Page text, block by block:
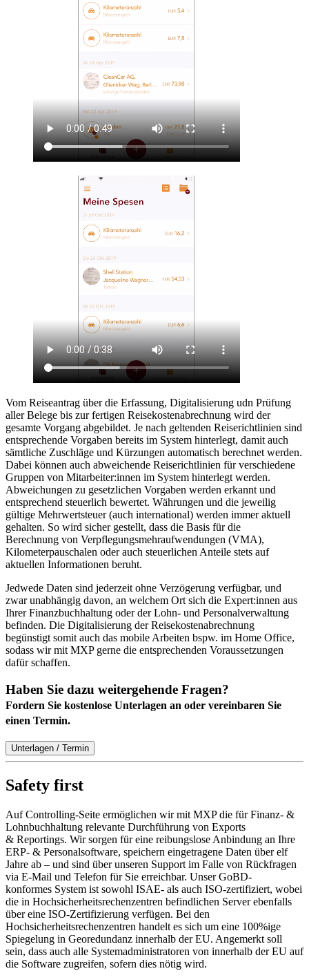
Vom Reiseantrag über die Erfassung, Digitalisierung udn Prüfung
aller Belege bis zur fertigen Reisekostenabrechnung wird der
gesamte Vorgang abgebildet. Je nach geltenden Reiserichtlinien sind
entsprechende Vorgaben bereits im System hinterlegt, damit auch
sämtliche Zuschläge und Kürzungen automatisch berechnet werden.
Dabei können auch abweichende Reiserichtlinien für verschiedene
Gruppen von Mitarbeiter:innen im System hinterlegt werden.
Abweichungen zu gesetzlichen Vorgaben werden erkannt und
entsprechend steuerlich bewertet. Währungen und die jeweilig
gültige Mehrwertsteuer (auch international) werden immer aktuell
gehalten. So wird sicher gestellt, dass die Basis für die
Berechnung von Verpflegungsmehraufwendungen (VMA),
Kilometerpauschalen oder auch steuerlichen Anteile stets auf
aktuellen Informationen beruht.
Jedwede Daten sind jederzeit ohne Verzögerung verfügbar, und
zwar unabhängig davon, an welchem Ort sich die Expert:innen aus
Ihrer Finanzbuchhaltung oder der Lohn- und Personalverwaltung
befinden. Die Digitalisierung der Reisekostenabrechnung
begünstigt somit auch das mobile Arbeiten bspw. im Home Office,
sodass wir mit MXP gerne die entsprechenden Voraussetzungen
dafür schaffen.
Haben Sie dazu weitergehende Fragen?
Fordern Sie kostenlose Unterlagen an oder vereinbaren Sie
einen Termin.
Unterlagen / Termin
Safety first
Auf Controlling-Seite ermöglichen wir mit MXP die für Finanz- &
Lohnbuchhaltung relevante Durchführung von Exports
& Reportings. Wir sorgen für eine reibungslose Anbindung an Ihre
ERP- & Personalsoftware, speichern eingetragene Daten über elf
Jahre ab – und sind über unseren Support im Falle von Rückfragen
via E-Mail und Telefon für Sie erreichbar. Unser GoBD-
konformes System ist sowohl ISAE- als auch ISO-zertifiziert, wobei
die in Hochsicherheitsrechenzentren befindlichen Server ebenfalls
über eine ISO-Zertifizierung verfügen. Bei den
Hochsicherheitsrechenzentren handelt es sich um eine 100%ige
Spiegelung in Georedundanz innerhalb der EU. Angemerkt soll
sein, dass auch alle Systemadministratoren von innerhalb der EU auf
die Software zugreifen, sofern dies nötig wird.